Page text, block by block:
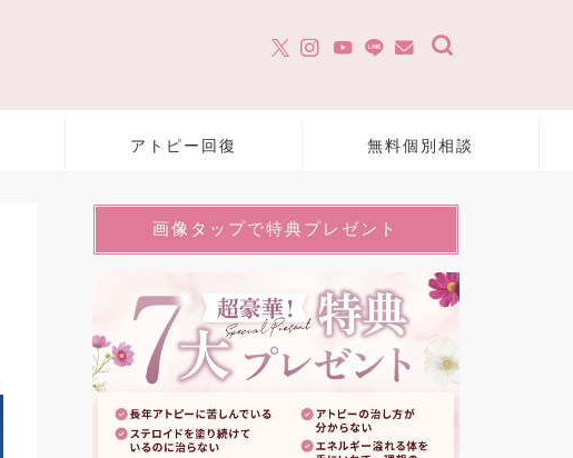
アトピー回復 無料個別相談
画像タップで特典プレゼント